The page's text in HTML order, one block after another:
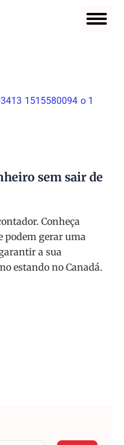
sem sair de
Conheça
podem gerar uma
a sua
estando no Canadá.